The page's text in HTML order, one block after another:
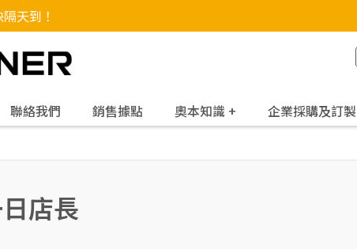
天到！
聯絡我們 銷售據點 奧本知識 + 企業採購及訂製
店長